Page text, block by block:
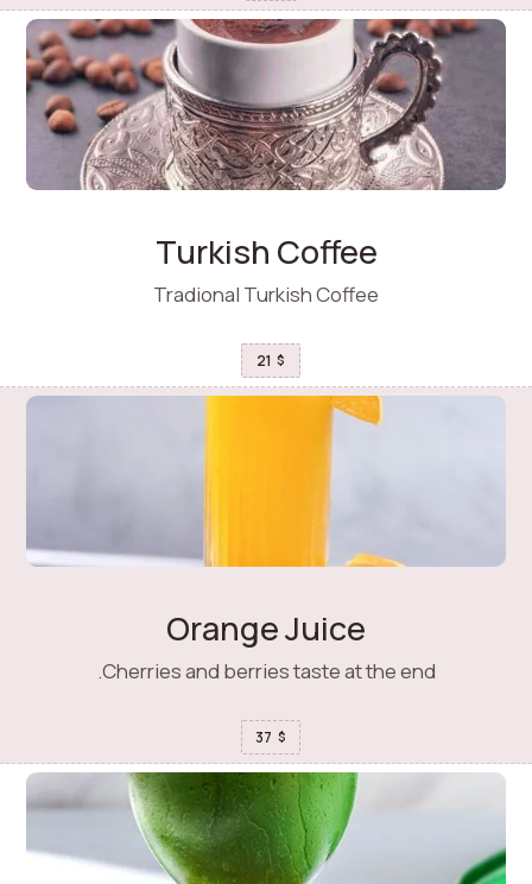
Turkish Coffee
Tradional Turkish Coffee
21
Orange Juice
Cherries and berries taste at the end.
37